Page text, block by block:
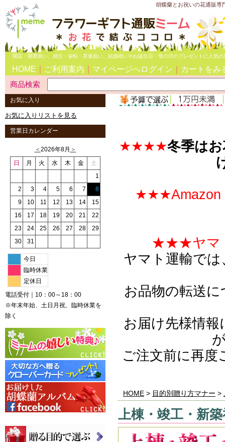
胡蝶蘭とお祝いの花通販
開店・開業祝い、就任・栄転・昇進祝い、結婚祝いやお誕生日・母の日のプレゼントに人気
HOME ご利用案内 マイページへログイン
カートをみ
商品検索
お気に入り
お気に入りリストを見る
営業日カレンダー
＜ 2026年8月 ＞
日
月 火 水 木 金
土
1
2
3 4 5 6 7
8
9
10 11 12 13 14
15
16
17 18 19 20 21
22
23
24 25 26 27 28
29
30
31
今日
臨時休業
定休日
電話受付｜10：00～18：00
※年末年始、土日月祝、臨時休業を
除く
★★★★冬季は
★★★Amazon
★★★ヤマ
ヤマト運輸で
お品物の転送
お届け先様情
ご注文前に再
HOME > 目的別贈り方マナー >
上棟・竣工・新